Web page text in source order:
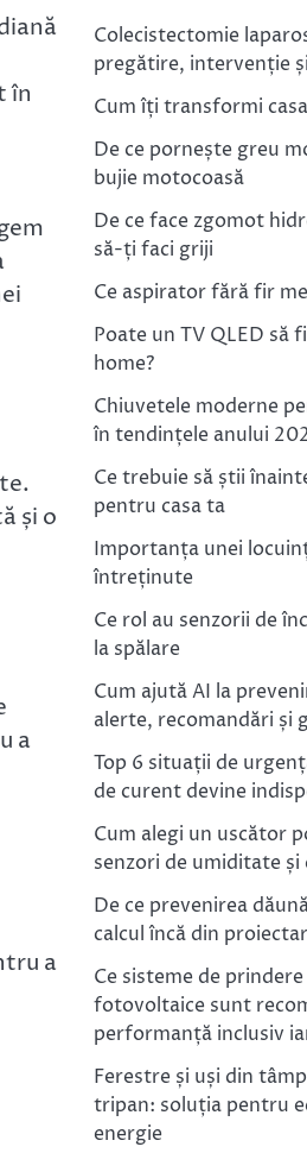
în
și o
a
a
Colecistectomie
pregătire, intervenție
Cum îți transformi
De ce pornește greu
bujie motocoasă
De ce face zgomot
să-ți faci griji
Ce aspirator fără fir
Poate un TV QLED să
home?
Chiuvetele moderne
în tendințele anului
Ce trebuie să știi
pentru casa ta
Importanța unei
întreținute
Ce rol au senzorii de
la spălare
Cum ajută AI la
alerte, recomandări și
Top 6 situații de
de curent devine
Cum alegi un uscător
senzori de umiditate și
De ce prevenirea
calcul încă din
Ce sisteme de
fotovoltaice sunt
performanță inclusiv
Ferestre și uși din
tripan: soluția pentru
energie